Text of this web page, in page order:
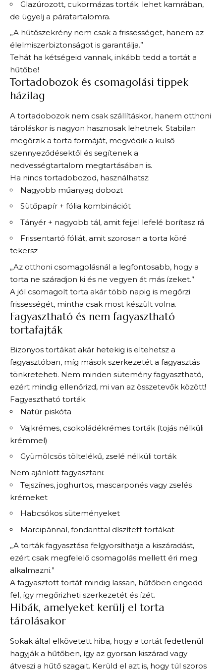
Glazúrozott, cukormázas torták: lehet kamrában,
de ügyelj a páratartalomra.
„A hűtőszekrény nem csak a frissességet, hanem az
élelmiszerbiztonságot is garantálja.”
Tehát ha kétségeid vannak, inkább tedd a tortát a
hűtőbe!
Tortadobozok és csomagolási tippek
házilag
A tortadobozok nem csak szállításkor, hanem otthoni
tároláskor is nagyon hasznosak lehetnek. Stabilan
megőrzik a torta formáját, megvédik a külső
szennyeződésektől és segítenek a
nedvességtartalom megtartásában is.
Ha nincs tortadobozod, használhatsz:
Nagyobb műanyag dobozt
Sütőpapír + fólia kombinációt
Tányér + nagyobb tál, amit fejjel lefelé borítasz rá
Frissentartó fóliát, amit szorosan a torta köré
tekersz
„Az otthoni csomagolásnál a legfontosabb, hogy a
torta ne száradjon ki és ne vegyen át más ízeket.”
A jól csomagolt torta akár több napig is megőrzi
frissességét, mintha csak most készült volna.
Fagyasztható és nem fagyasztható
tortafajták
Bizonyos tortákat akár hetekig is eltehetsz a
fagyasztóban, míg mások szerkezetét a fagyasztás
tönkreteheti. Nem minden sütemény fagyasztható,
ezért mindig ellenőrizd, mi van az összetevők között!
Fagyasztható torták:
Natúr piskóta
Vajkrémes, csokoládékrémes torták (tojás nélküli
krémmel)
Gyümölcsös töltelékű, zselé nélküli torták
Nem ajánlott fagyasztani:
Tejszínes, joghurtos, mascarponés vagy zselés
krémeket
Habcsókos süteményeket
Marcipánnal, fondanttal díszített tortákat
„A torták fagyasztása felgyorsíthatja a kiszáradást,
ezért csak megfelelő csomagolás mellett éri meg
alkalmazni.”
A fagyasztott tortát mindig lassan, hűtőben engedd
fel, így megőrizheti szerkezetét és ízét.
Hibák, amelyeket kerülj el torta
tárolásakor
Sokak által elkövetett hiba, hogy a tortát fedetlenül
hagyják a hűtőben, így az gyorsan kiszárad vagy
átveszi a hűtő szagait. Kerüld el azt is, hogy túl szoros